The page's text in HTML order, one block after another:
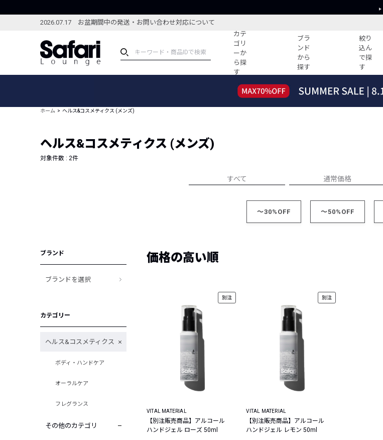
2026.07.17 お盆期間中の発送・お問い合わせ対応について
カテ
ゴリ
ーか
ら探
す
ブラ
ンド
から
探す
絞り
込ん
で探
す
ブランドから探す
新着アイテム
編集部のおすすめアイテム
コーディネート
すべての記事
人気記事ランキング
ウィークリーコーデ
人気アイテム TOP 15
ホーム ヘルス&コスメティクス (メンズ)
ヘルス&コスメティクス (メンズ)
対象件数 : 2件
すべて 通常価格
～30%OFF ～50%OFF
ブランド
ブランドを選択
カテゴリー
ヘルス&コスメティクス
ボディ・ハンドケア
オーラルケア
フレグランス
その他のカテゴリ
価格の高い順
別注
VITAL MATERIAL
【別注販売商品】アルコール
ハンドジェル ローズ 50ml
別注
VITAL MATERIAL
【別注販売商品】アルコール
ハンドジェル レモン 50ml